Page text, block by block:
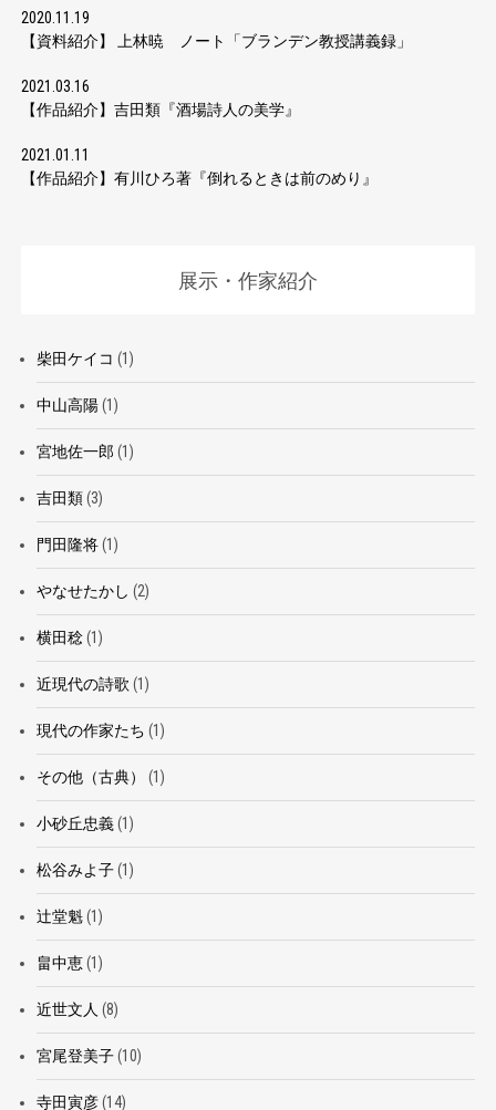
2020.11.19
【資料紹介】 上林暁 ノート「ブランデン教授講義録」
2021.03.16
【作品紹介】吉田類『酒場詩人の美学』
2021.01.11
【作品紹介】有川ひろ著『倒れるときは前のめり』
展示・作家紹介
柴田ケイコ (1)
中山高陽(1)
宮地佐一郎 (1)
吉田類(3)
門田隆将(1)
やなせたかし (2)
横田稔(1)
近現代の詩歌 (1)
現代の作家たち (1)
その他（古典） (1)
小砂丘忠義(1)
松谷みよ子(1)
辻堂魁(1)
畠中恵(1)
近世文人 (8)
宮尾登美子(10)
寺田寅彦(14)